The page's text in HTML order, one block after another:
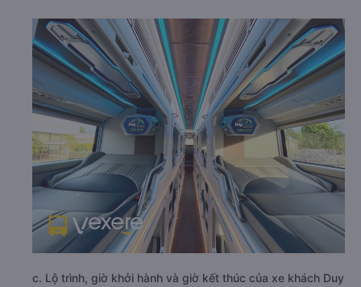
c. Lộ trình, giờ khởi hành và giờ kết thúc của xe khách Duy